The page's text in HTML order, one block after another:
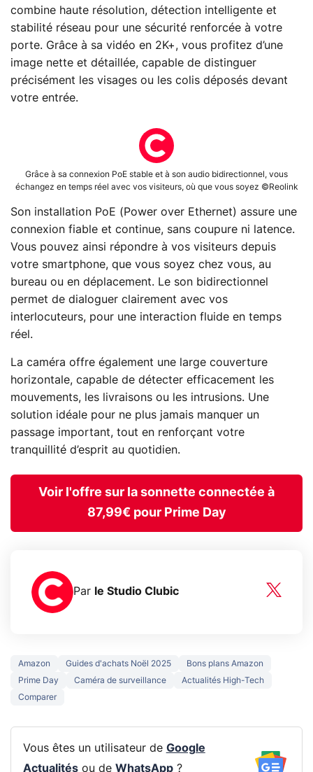
combine haute résolution, détection intelligente et
stabilité réseau pour une sécurité renforcée à votre
porte. Grâce à sa vidéo en 2K+, vous profitez d’une
image nette et détaillée, capable de distinguer
précisément les visages ou les colis déposés devant
votre entrée.
Grâce à sa connexion PoE stable et à son audio bidirectionnel, vous
échangez en temps réel avec vos visiteurs, où que vous soyez ©Reolink
Son installation PoE (Power over Ethernet) assure une
connexion fiable et continue, sans coupure ni latence.
Vous pouvez ainsi répondre à vos visiteurs depuis
votre smartphone, que vous soyez chez vous, au
bureau ou en déplacement. Le son bidirectionnel
permet de dialoguer clairement avec vos
interlocuteurs, pour une interaction fluide en temps
réel.
La caméra offre également une large couverture
horizontale, capable de détecter efficacement les
mouvements, les livraisons ou les intrusions. Une
solution idéale pour ne plus jamais manquer un
passage important, tout en renforçant votre
tranquillité d’esprit au quotidien.
Voir l'offre sur la sonnette connectée à
87,99€ pour Prime Day
Par le Studio Clubic
Amazon Guides d'achats Noël 2025
Bons plans Amazon
Prime Day
Caméra de surveillance
Actualités High-Tech
Comparer
Vous êtes un utilisateur de Google
Actualitésou de WhatsApp?